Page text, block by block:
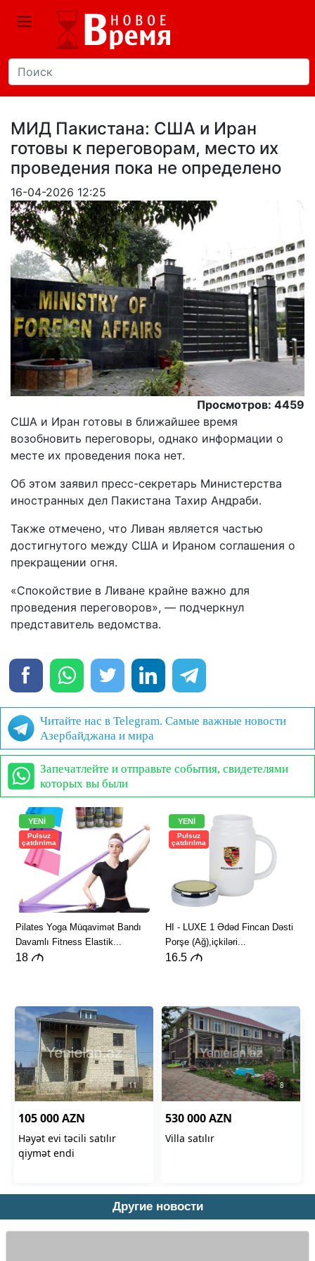
МИД Пакистана: США и Иран
готовы к переговорам, место их
проведения пока не определено
16-04-2026 12:25
Просмотров: 4459
США и Иран готовы в ближайшее время
возобновить переговоры, однако информации о
месте их проведения пока нет.
Об этом заявил пресс-секретарь Министерства
иностранных дел Пакистана Тахир Андраби.
Также отмечено, что Ливан является частью
достигнутого между США и Ираном соглашения о
прекращении огня.
«Спокойствие в Ливане крайне важно для
проведения переговоров», — подчеркнул
представитель ведомства.
Читайте нас в Telegram. Самые важные новости
Азербайджана и мира
Запечатлейте и отправьте события, свидетелями
которых вы были
Другие новости